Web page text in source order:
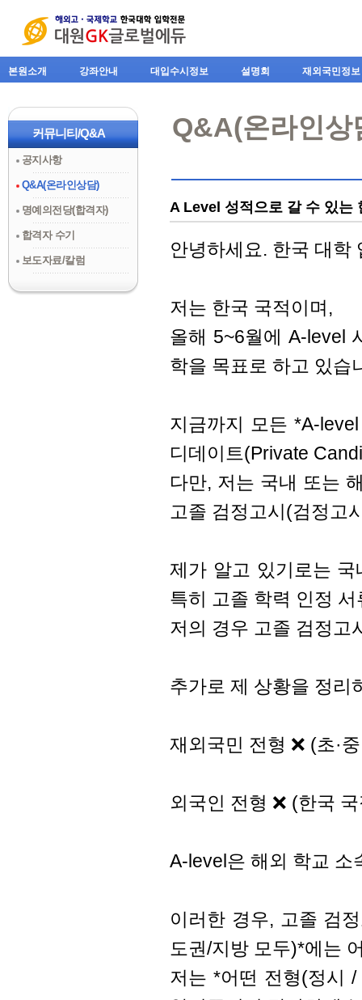
본원소개 강좌안내 대입수시정보 설명회 재외국민정보
커뮤니티/Q&A
공지사항
Q&A(온라인상담)
명예의전당(합격자)
합격자 수기
보도자료/칼럼
Q&A(온라인상
A Level 성적으로 갈 수 있는
안녕하세요. 한국 대학
저는 한국 국적이며,
올해 5~6월에 A-level
학을 목표로 하고 있습
지금까지 모든 *A-
디데이트(Private
다만, 저는 국내 또는
고졸 검정고시(검정고
제가 알고 있기로는
특히 고졸 학력 인정
저의 경우 고졸 검정고
추가로 제 상황을 정리
재외국민 전형 ❌ (초·
외국인 전형 ❌ (한국
A-level은 해외 학교 소
이러한 경우, 고졸 검
도권/지방 모두)*에는
저는 *어떤 전형(정시